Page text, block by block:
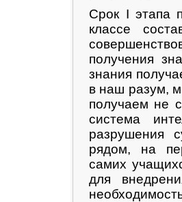
Срок I этапа
классе
получения
знания
в наш разум,
получаем не
система
разрушения
рядом, на
самих
для